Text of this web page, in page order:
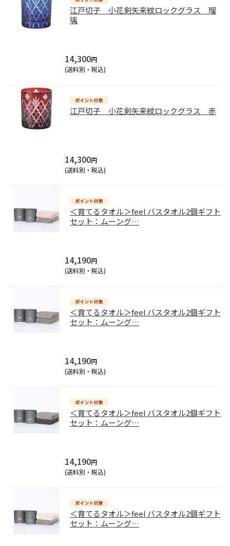
江戸切子 小花剣矢来紋ロックグラス 瑠
璃
14,300円
(送料別・税込)
江戸切子 小花剣矢来紋ロックグラス 赤
14,300円
(送料別・税込)
＜育てるタオル＞feel バスタオル2個ギフト
セット：ムーング…
14,190円
(送料別・税込)
＜育てるタオル＞feel バスタオル2個ギフト
セット：ムーング…
14,190円
(送料別・税込)
＜育てるタオル＞feel バスタオル2個ギフト
セット：ムーング…
14,190円
(送料別・税込)
＜育てるタオル＞feel バスタオル2個ギフト
セット：ムーング…